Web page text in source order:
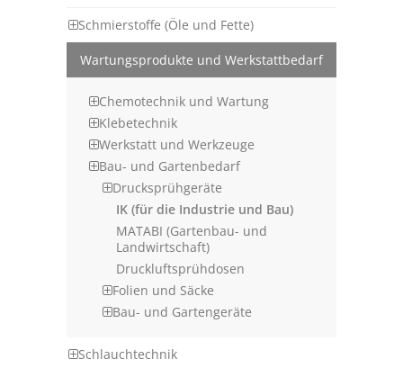
Schmierstoffe (Öle und Fette)
Wartungsprodukte und Werkstattbedarf
Chemotechnik und Wartung
Klebetechnik
Werkstatt und Werkzeuge
Bau- und Gartenbedarf
Drucksprühgeräte
IK (für die Industrie und Bau)
MATABI (Gartenbau- und
Landwirtschaft)
Druckluftsprühdosen
Folien und Säcke
Bau- und Gartengeräte
Schlauchtechnik